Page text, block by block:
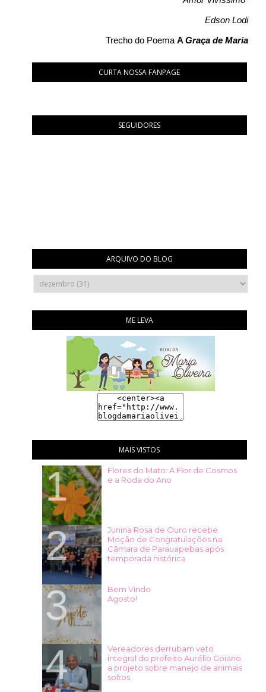
Edson Lodi
Trecho do Poema A Graça de Maria
CURTA NOSSA FANPAGE
SEGUIDORES
ARQUIVO DO BLOG
ME LEVA
MAIS VISTOS
Flores do Mato: A Flor de Cosmos
e a Roda do Ano
Junina Rosa de Ouro recebe
Moção de Congratulações na
Câmara de Parauapebas após
temporada histórica
Bem Vindo
Agosto!
Vereadores derrubam veto
integral do prefeito Aurélio Goiano
a projeto sobre manejo de animais
soltos